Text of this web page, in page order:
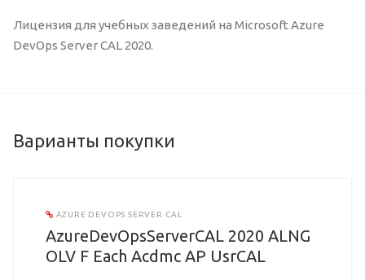
Лицензия для учебных заведений на Microsoft Azure
DevOps Server CAL 2020.
Варианты покупки
AZURE DEVOPS SERVER CAL
AzureDevOpsServerCAL 2020 ALNG
OLV F Each Acdmc AP UsrCAL